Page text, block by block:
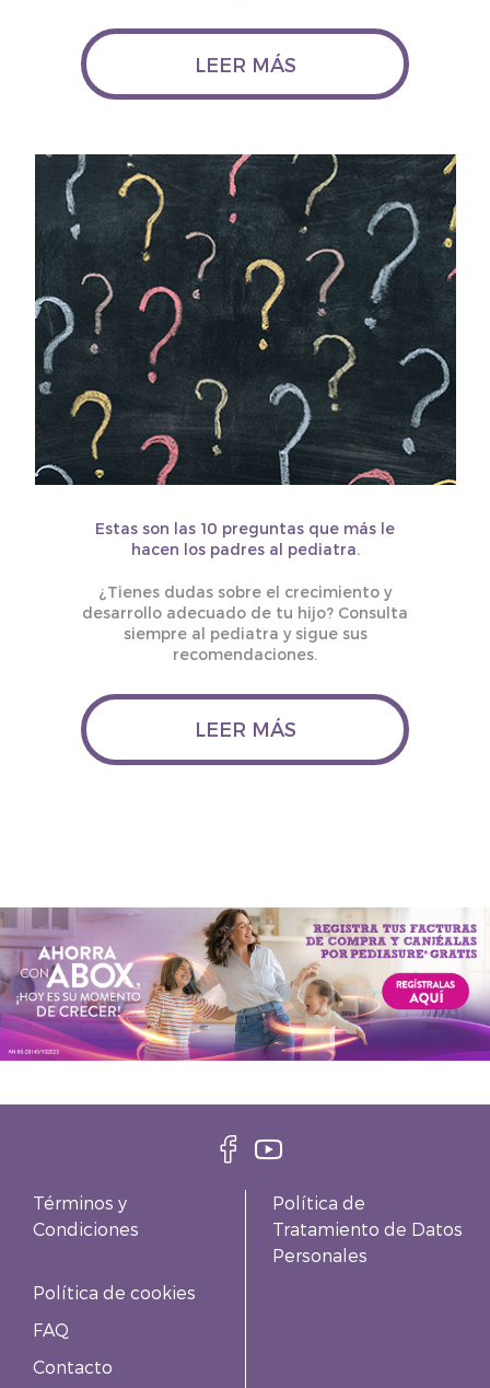
LEER MÁS
Estas son las 10 preguntas que más le
hacen los padres al pediatra.
¿Tienes dudas sobre el crecimiento y
desarrollo adecuado de tu hijo? Consulta
siempre al pediatra y sigue sus
recomendaciones.
LEER MÁS
Términos y
Condiciones
Política de
Tratamiento de Datos
Personales
Política de cookies
FAQ
Contacto